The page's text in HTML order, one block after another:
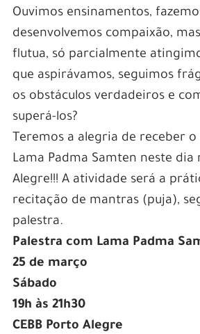
Ouvimos ensinamentos,
desenvolvemos compaixão,
flutua, só parcialmente
que aspirávamos, seguimos
os obstáculos verdadeiros e
superá-los?
Teremos a alegria de receber
Lama Padma Samten neste dia
Alegre!!! A atividade será a
recitação de mantras (puja),
palestra.
Palestra com Lama Padma
25 de março
Sábado
19h às 21h30
CEBB Porto Alegre